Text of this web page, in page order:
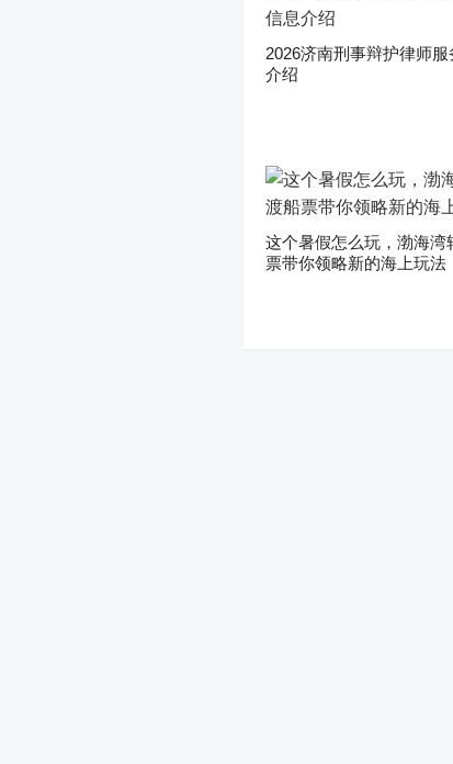
2026济南刑事辩护律师服
介绍
这个暑假怎么玩，渤海湾
票带你领略新的海上玩法